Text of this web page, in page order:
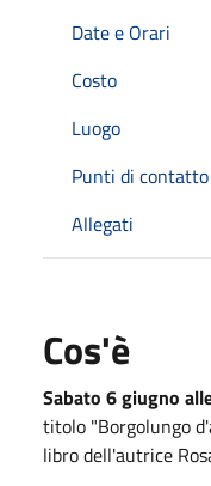
Date e Orari
Costo
Luogo
Punti di contatto
Allegati
Cos'è
Sabato 6 giugno
titolo "Borgolungo
libro dell'autrice